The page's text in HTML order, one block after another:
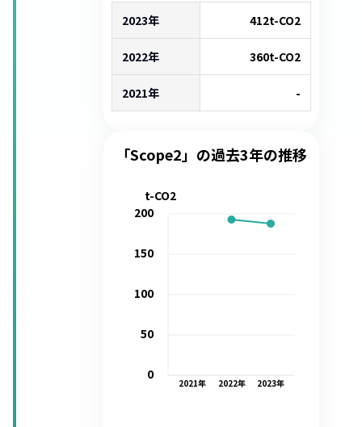
2023年 412t-CO2
2022年 360t-CO2
2021年 -
「Scope2」の過去3年の推移
2021年 2022年 2023年
0
50
100
150
200
t-CO2